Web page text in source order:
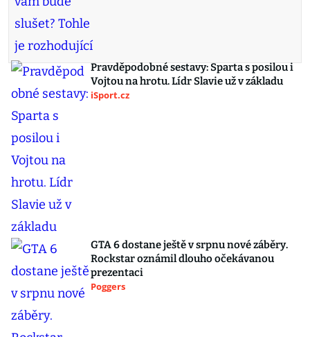
Pravděpodobné sestavy: Sparta s posilou i
Vojtou na hrotu. Lídr Slavie už v základu
iSport.cz
GTA 6 dostane ještě v srpnu nové záběry.
Rockstar oznámil dlouho očekávanou
prezentaci
Poggers